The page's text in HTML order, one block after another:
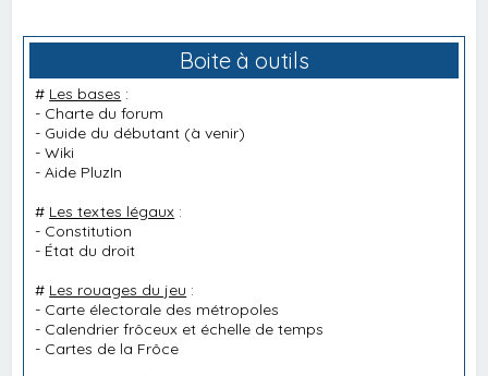
Boite à outils
# Les bases :
- Charte du forum
- Guide du débutant (à venir)
-Wiki
-Aide PluzIn
# Les textes légaux :
- Constitution
- État du droit
# Les rouages du jeu :
- Carte électorale des métropoles
- Calendrier frôceux et échelle de temps
- Cartes de la Frôce